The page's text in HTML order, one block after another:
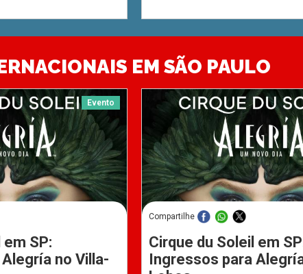
EM SÃO PAULO
Evento
SP:
no Villa-
Compartilhe
Cirque du Soleil em
Ingressos para